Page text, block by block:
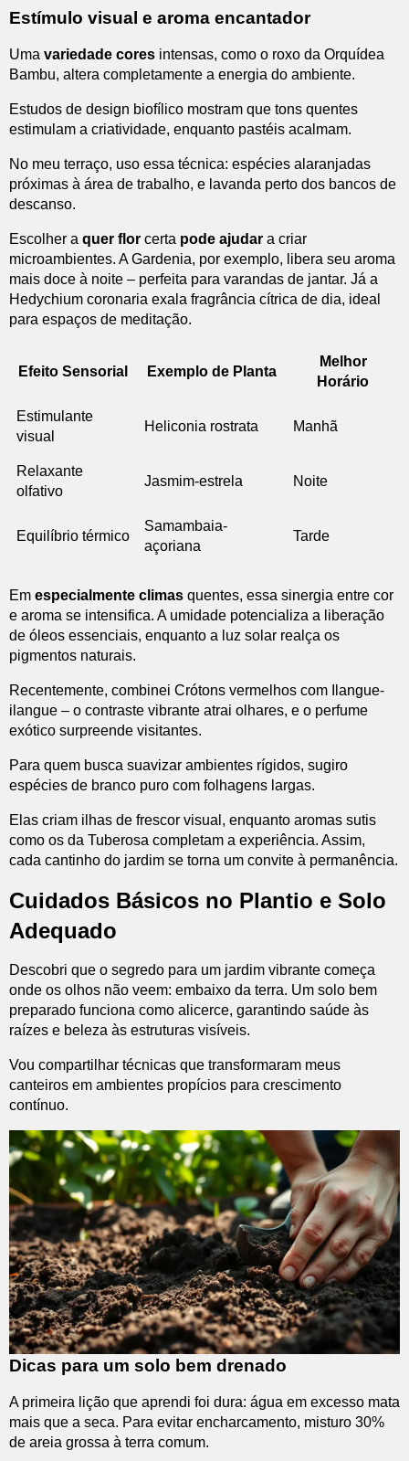
Estímulo visual e aroma encantador
Uma variedade cores intensas, como o roxo da Orquídea
Bambu, altera completamente a energia do ambiente.
Estudos de design biofílico mostram que tons quentes
estimulam a criatividade, enquanto pastéis acalmam.
No meu terraço, uso essa técnica: espécies alaranjadas
próximas à área de trabalho, e lavanda perto dos bancos de
descanso.
Escolher a quer flor certa pode ajudar a criar
microambientes. A Gardenia, por exemplo, libera seu aroma
mais doce à noite – perfeita para varandas de jantar. Já a
Hedychium coronaria exala fragrância cítrica de dia, ideal
para espaços de meditação.
Efeito Sensorial Exemplo de Planta
Melhor
Horário
Estimulante
visual
Heliconia rostrata Manhã
Relaxante
olfativo
Jasmim-estrela Noite
Equilíbrio térmico
Samambaia-
açoriana
Tarde
Em especialmente climas quentes, essa sinergia entre cor
e aroma se intensifica. A umidade potencializa a liberação
de óleos essenciais, enquanto a luz solar realça os
pigmentos naturais.
Recentemente, combinei Crótons vermelhos com Ilangue-
ilangue – o contraste vibrante atrai olhares, e o perfume
exótico surpreende visitantes.
Para quem busca suavizar ambientes rígidos, sugiro
espécies de branco puro com folhagens largas.
Elas criam ilhas de frescor visual, enquanto aromas sutis
como os da Tuberosa completam a experiência. Assim,
cada cantinho do jardim se torna um convite à permanência.
Cuidados Básicos no Plantio e Solo
Adequado
Descobri que o segredo para um jardim vibrante começa
onde os olhos não veem: embaixo da terra. Um solo bem
preparado funciona como alicerce, garantindo saúde às
raízes e beleza às estruturas visíveis.
Vou compartilhar técnicas que transformaram meus
canteiros em ambientes propícios para crescimento
contínuo.
Dicas para um solo bem drenado
A primeira lição que aprendi foi dura: água em excesso mata
mais que a seca. Para evitar encharcamento, misturo 30%
de areia grossa à terra comum.